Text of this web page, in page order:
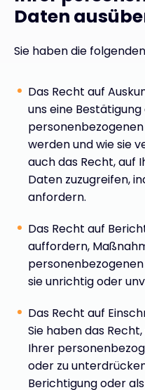
Daten
Sie haben die
Das Recht auf
uns eine
werden und wie sie
auch das Recht, auf
Daten zuzugreifen,
anfordern.
Das Recht auf
auffordern,
sie unrichtig oder
Das Recht auf
Sie haben das
Ihrer
oder zu
Berichtigung oder